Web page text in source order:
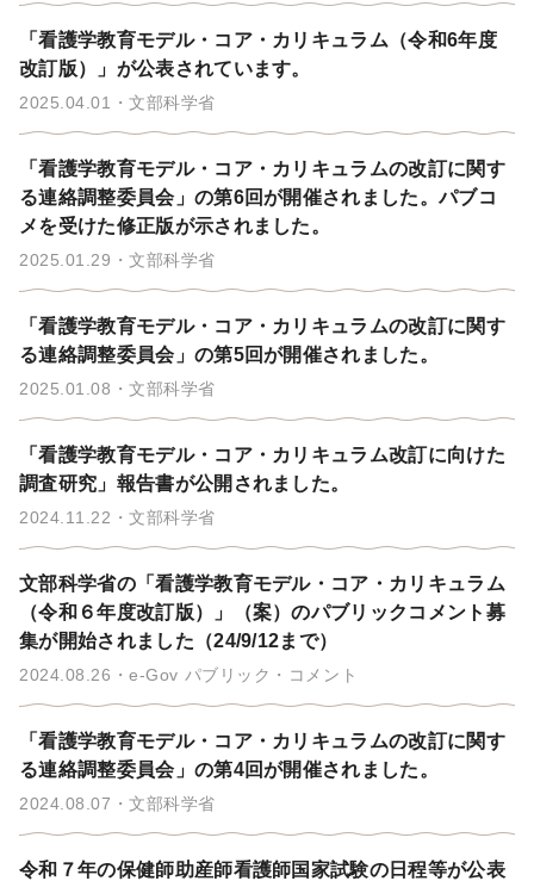
「看護学教育モデル・コア・カリキュラム（令和6年度
改訂版）」が公表されています。
2025.04.01 文部科学省
「看護学教育モデル・コア・カリキュラムの改訂に関す
る連絡調整委員会」の第6回が開催されました。パブコ
メを受けた修正版が示されました。
2025.01.29 文部科学省
「看護学教育モデル・コア・カリキュラムの改訂に関す
る連絡調整委員会」の第5回が開催されました。
2025.01.08 文部科学省
「看護学教育モデル・コア・カリキュラム改訂に向けた
調査研究」報告書が公開されました。
2024.11.22 文部科学省
文部科学省の「看護学教育モデル・コア・カリキュラム
（令和６年度改訂版）」（案）のパブリックコメント募
集が開始されました（24/9/12まで）
2024.08.26 e-Gov パブリック・コメント
「看護学教育モデル・コア・カリキュラムの改訂に関す
る連絡調整委員会」の第4回が開催されました。
2024.08.07 文部科学省
令和７年の保健師助産師看護師国家試験の日程等が公表